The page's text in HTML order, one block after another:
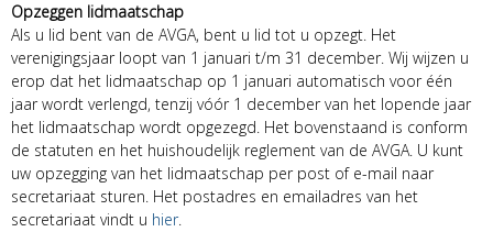
Opzeggen lidmaatschap
Als u lid bent van de AVGA, bent u lid tot u opzegt. Het
verenigingsjaar loopt van 1 januari t/m 31 december. Wij wijzen u
erop dat het lidmaatschap op 1 januari automatisch voor één
jaar wordt verlengd, tenzij vóór 1 december van het lopende jaar
het lidmaatschap wordt opgezegd. Het bovenstaand is conform
de statuten en het huishoudelijk reglement van de AVGA. U kunt
uw opzegging van het lidmaatschap per post of e-mail naar
secretariaat sturen. Het postadres en emailadres van het
secretariaat vindt u hier.